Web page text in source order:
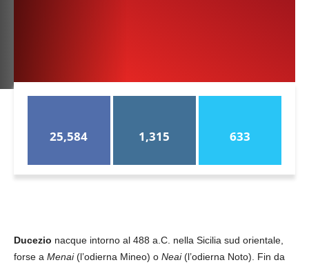
25,584 1,315 633
Ducezio nacque intorno al 488 a.C. nella Sicilia sud orientale,
forse a Menai(l’odierna Mineo) o Neai(l’odierna Noto). Fin da